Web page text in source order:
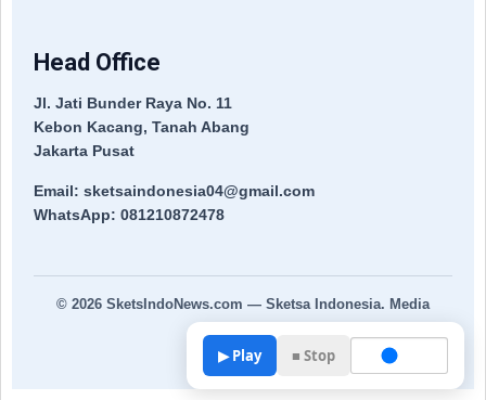
Head Office
Jl. Jati Bunder Raya No. 11
Kebon Kacang, Tanah Abang
Jakarta Pusat
Email: sketsaindonesia04@gmail.com
WhatsApp: 081210872478
© 2026 SketsIndoNews.com — Sketsa Indonesia. Media
▶ Play ■ Stop